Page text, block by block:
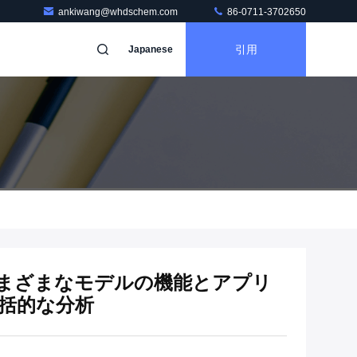
ankiwang@whdschem.com 86-0711-3702650
Japanese 引用
ざまなモデルの機能とアプリ
的な分析